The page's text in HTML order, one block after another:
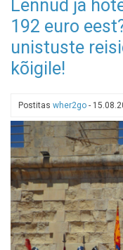
vete
peal:
saarele
saab
lihtsalt
jalutada?
Lennud ja
192 euro
unistuste
kõigile!
Postitas wher2go -